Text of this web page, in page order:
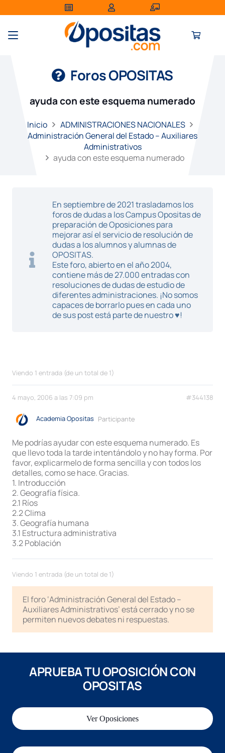
Foros OPOSITAS
ayuda con este esquema numerado
Inicio
ADMINISTRACIONES NACIONALES
Administración General del Estado – Auxiliares
Administrativos
ayuda con este esquema numerado
En septiembre de 2021 trasladamos los
foros de dudas a los Campus Opositas de
preparación de Oposiciones para
mejorar así el servicio de resolución de
dudas a los alumnos y alumnas de
OPOSITAS.
Este foro, abierto en el año 2004,
contiene más de 27.000 entradas con
resoluciones de dudas de estudio de
diferentes administraciones. ¡No somos
capaces de borrarlo pues en cada uno
de sus post está parte de nuestro ♥!
Viendo 1 entrada (de un total de 1)
4 mayo, 2006 a las 7:09 pm #344138
Academia Opositas Participante
Me podrías ayudar con este esquema numerado. Es
que llevo toda la tarde intentándolo y no hay forma. Por
favor, explicarmelo de forma sencilla y con todos los
detalles, como se hace. Gracias.
1. Introducción
2. Geografía física.
2.1 Ríos
2.2 Clima
3. Geografía humana
3.1 Estructura administrativa
3.2 Población
Viendo 1 entrada (de un total de 1)
El foro ‘Administración General del Estado –
Auxiliares Administrativos’ está cerrado y no se
permiten nuevos debates ni respuestas.
APRUEBA TU OPOSICIÓN CON
OPOSITAS
Ver Oposiciones